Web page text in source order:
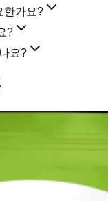
한가요?
?
요?